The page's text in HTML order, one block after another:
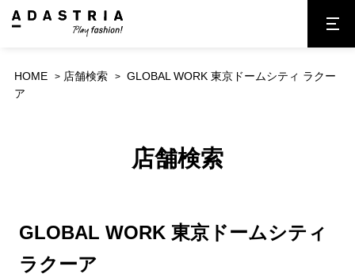
HOME 店舗検索
GLOBAL WORK 東京ドームシティ ラクー
ア
店舗検索
GLOBAL WORK 東京ドームシティ
ラクーア